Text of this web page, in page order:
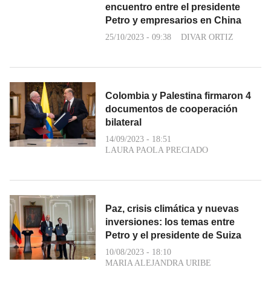
encuentro entre el presidente
Petro y empresarios en China
25/10/2023 - 09:38 DIVAR ORTIZ
Colombia y Palestina firmaron 4
documentos de cooperación
bilateral
14/09/2023 - 18:51
LAURA PAOLA PRECIADO
Paz, crisis climática y nuevas
inversiones: los temas entre
Petro y el presidente de Suiza
10/08/2023 - 18:10
MARIA ALEJANDRA URIBE